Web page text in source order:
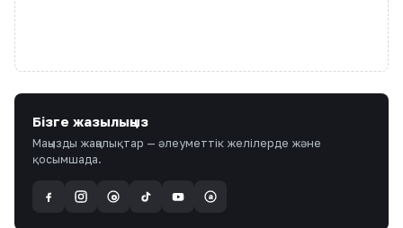
Бізге жазылыңыз
Маңызды жаңалықтар — әлеуметтік желілерде және
қосымшада.
@ a